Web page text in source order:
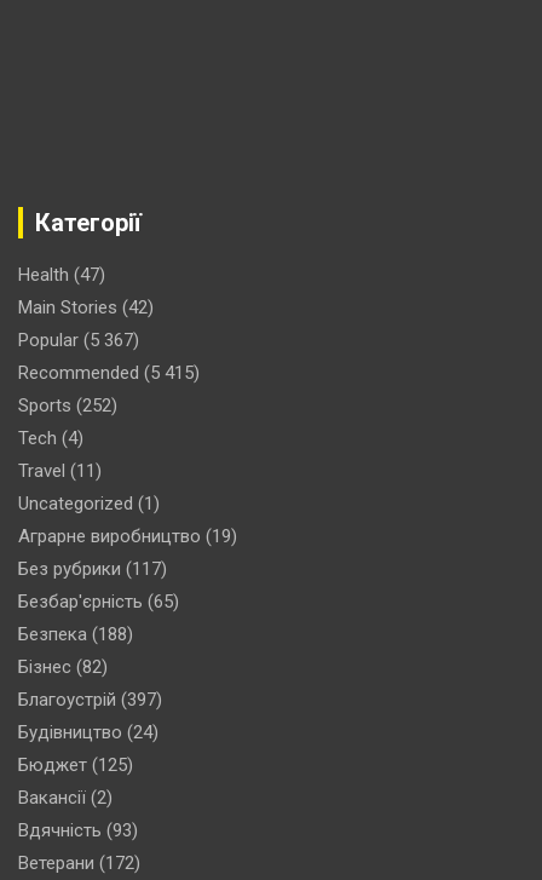
Категорії
Health (47)
Main Stories (42)
Popular (5 367)
Recommended (5 415)
Sports (252)
Tech (4)
Travel (11)
Uncategorized (1)
Аграрне виробництво (19)
Без рубрики (117)
Безбар'єрність (65)
Безпека (188)
Бізнес (82)
Благоустрій (397)
Будівництво (24)
Бюджет (125)
Вакансії (2)
Вдячність (93)
Ветерани (172)